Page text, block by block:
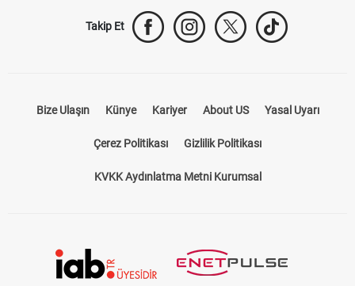
Takip Et
Bize Ulaşın Künye Kariyer About US Yasal Uyarı
Çerez Politikası Gizlilik Politikası
KVKK Aydınlatma Metni Kurumsal